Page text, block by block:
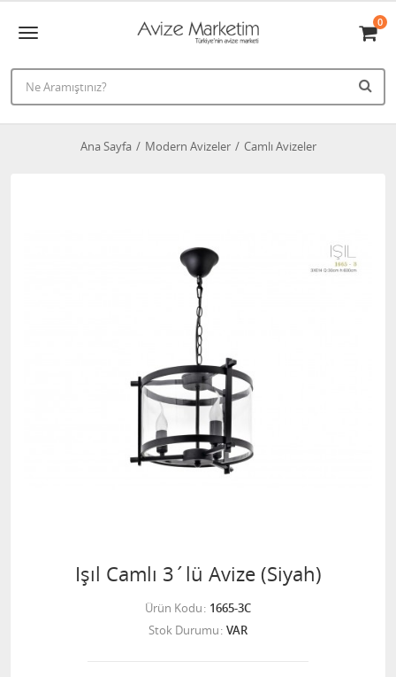
0
Ana Sayfa Modern Avizeler Camlı Avizeler
Işıl Camlı 3´lü Avize (Siyah)
Ürün Kodu 1665-3C
Stok Durumu VAR